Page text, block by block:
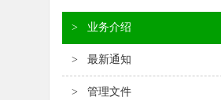
> 业务介绍
> 最新通知
> 管理文件